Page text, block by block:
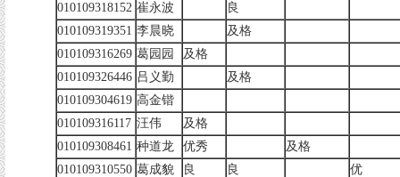
010109318152 崔永波
良
010109319351 李晨晓
及格
010109316269 葛园园
及格
010109326446 吕义勤
及格
010109304619 高金锴
010109316117 汪伟
及格
010109308461 种道龙 优秀
及格
010109310550 葛成貌 良 良
优